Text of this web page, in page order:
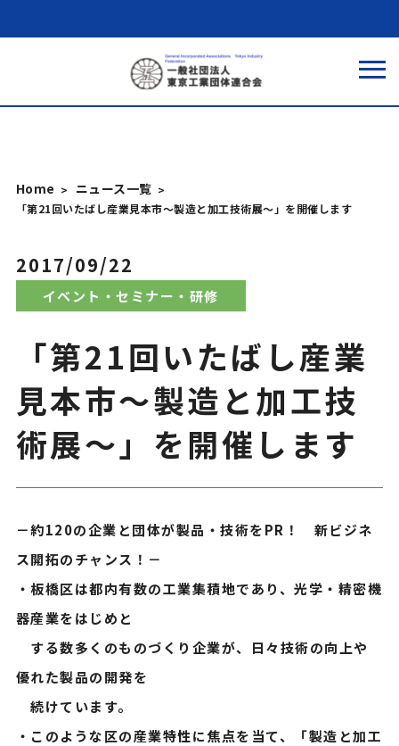
Home ニュース一覧
「第21回いたばし産業見本市～製造と加工技術展～」を開催します
2017/09/22
イベント・セミナー・研修
「第21回いたばし産業
見本市～製造と加工技
術展～」を開催します
－約120の企業と団体が製品・技術をPR！ 新ビジネ
ス開拓のチャンス！－
・板橋区は都内有数の工業集積地であり、光学・精密機
器産業をはじめと
する数多くのものづくり企業が、日々技術の向上や
優れた製品の開発を
続けています。
・このような区の産業特性に焦点を当て、「製造と加工